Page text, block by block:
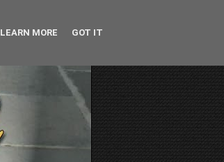
LEARN MORE GOT IT